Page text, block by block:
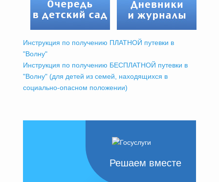
Инструкция по получению ПЛАТНОЙ путевки в
"Волну"
Инструкция по получению БЕСПЛАТНОЙ путевки в
"Волну" (для детей из семей, находящихся в
социально-опасном положении)
Решаем вместе